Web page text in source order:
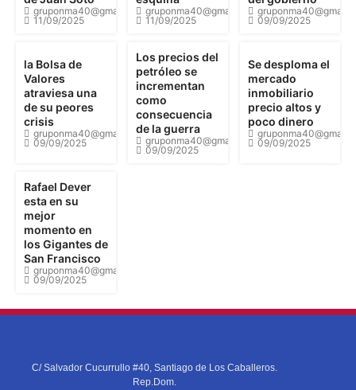
gruponma40@gmail.com
11/09/2025
gruponma40@gmail.com
11/09/2025
09/09/2025
la Bolsa de
Valores
atraviesa una
de su peores
crisis
gruponma40@gmail.com
09/09/2025
Los precios del
petróleo se
incrementan
como
consecuencia
de la guerra
gruponma40@gmail.com
09/09/2025
Se desploma el
mercado
inmobiliario
precio altos y
poco dinero
09/09/2025
Rafael Dever
esta en su
mejor
momento en
los Gigantes de
San Francisco
gruponma40@gmail.com
09/09/2025
C/ Salvador Cucurrullo #40, Santiago de Los Caballeros.
Rep.Dom.